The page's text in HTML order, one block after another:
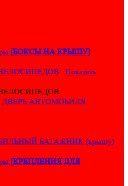
[БОКСЫ НА КРЫШУ]
Показать
АВТОМОБИЛЯ
БАГАЖНИК (крышу)
[КРЕПЛЕНИЯ ДЛЯ